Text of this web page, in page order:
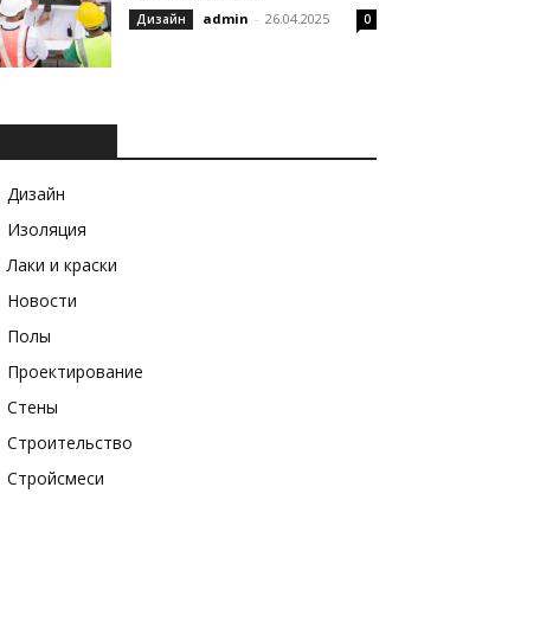
Дизайн admin - 26.04.2025 0
Дизайн
Изоляция
Лаки и краски
Новости
Полы
Проектирование
Стены
Строительство
Стройсмеси